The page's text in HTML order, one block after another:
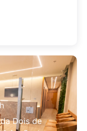
Dois de